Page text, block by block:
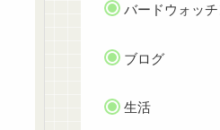
バードウォッ
ブログ
生活